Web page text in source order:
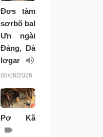
Đơs tàm
sơrbŏ bal
Ưn ngài
Đảng, Dà
lơgar
08/08/2026
Pơ Kă